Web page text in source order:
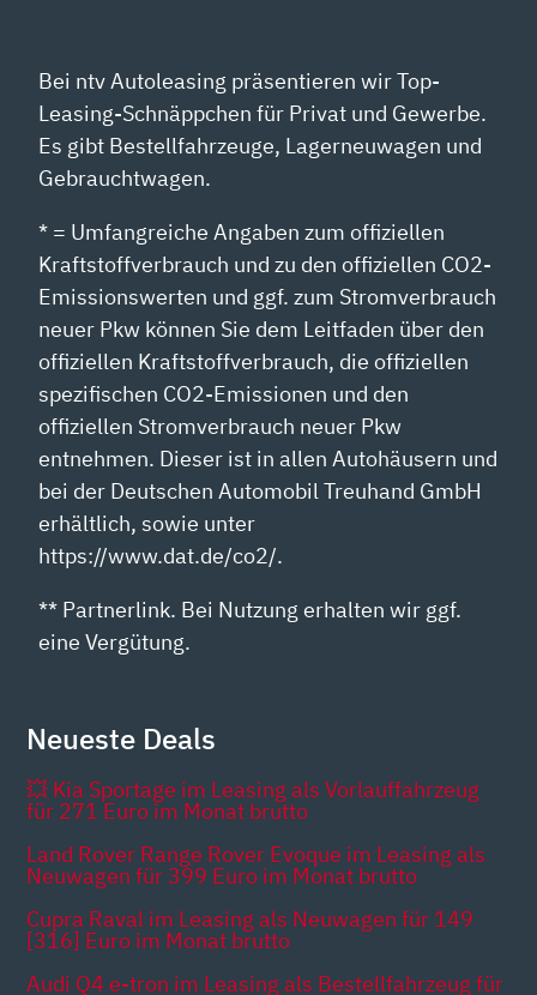
Bei ntv Autoleasing präsentieren wir Top-
Leasing-Schnäppchen für Privat und Gewerbe.
Es gibt Bestellfahrzeuge, Lagerneuwagen und
Gebrauchtwagen.
* = Umfangreiche Angaben zum offiziellen
Kraftstoffverbrauch und zu den offiziellen CO2-
Emissionswerten und ggf. zum Stromverbrauch
neuer Pkw können Sie dem Leitfaden über den
offiziellen Kraftstoffverbrauch, die offiziellen
spezifischen CO2-Emissionen und den
offiziellen Stromverbrauch neuer Pkw
entnehmen. Dieser ist in allen Autohäusern und
bei der Deutschen Automobil Treuhand GmbH
erhältlich, sowie unter
https://www.dat.de/co2/.
** Partnerlink. Bei Nutzung erhalten wir ggf.
eine Vergütung.
Neueste Deals
💥 Kia Sportage im Leasing als Vorlauffahrzeug
für 271 Euro im Monat brutto
Land Rover Range Rover Evoque im Leasing als
Neuwagen für 399 Euro im Monat brutto
Cupra Raval im Leasing als Neuwagen für 149
[316] Euro im Monat brutto
Audi Q4 e-tron im Leasing als Bestellfahrzeug für